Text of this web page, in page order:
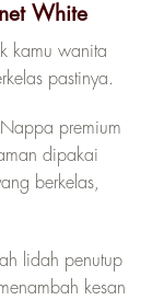
White
kamu wanita
pastinya.
premium
dipakai
berkelas,
lidah penutup
kesan